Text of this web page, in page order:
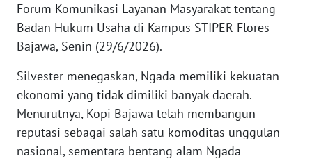
Forum Komunikasi Layanan Masyarakat tentang
Badan Hukum Usaha di Kampus STIPER Flores
Bajawa, Senin (29/6/2026).
Silvester menegaskan, Ngada memiliki kekuatan
ekonomi yang tidak dimiliki banyak daerah.
Menurutnya, Kopi Bajawa telah membangun
reputasi sebagai salah satu komoditas unggulan
nasional, sementara bentang alam Ngada
PAPUA
WN
BARAT
WN